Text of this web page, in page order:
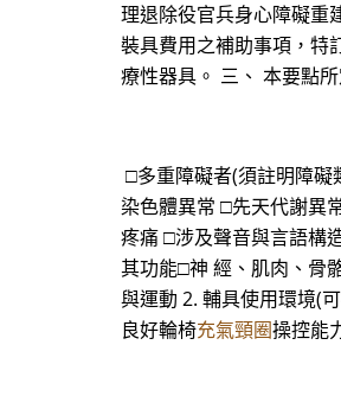
理退除役官兵身心障礙重
裝具費用之補助事項，特
療性器具。 三、 本要點
□多重障礙者(須註明障礙
染色體異常 □先天代謝異
疼痛 □涉及聲音與言語構
其功能□神 經、肌肉、骨
與運動 2. 輔具使用環境(
良好輪椅充氣頸圈操控能